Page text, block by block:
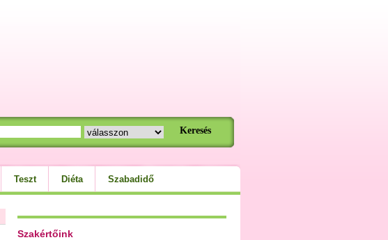
Teszt Diéta Szabadidő
Szakértőink